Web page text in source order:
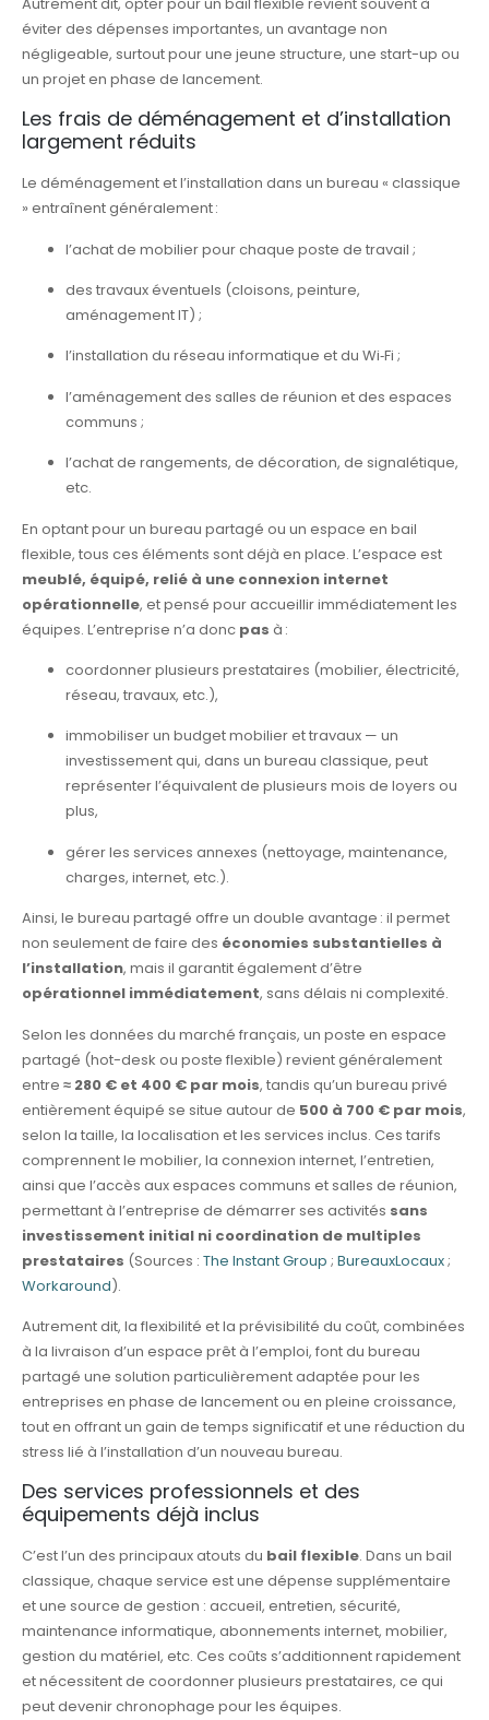
éviter des dépenses importantes, un avantage non
négligeable, surtout pour une jeune structure, une start-up ou
un projet en phase de lancement.
Les frais de déménagement et d’installation
largement réduits
Le déménagement et l’installation dans un bureau « classique
» entraînent généralement :
l’achat de mobilier pour chaque poste de travail ;
des travaux éventuels (cloisons, peinture,
aménagement IT) ;
l’installation du réseau informatique et du Wi‑Fi ;
l’aménagement des salles de réunion et des espaces
communs ;
l’achat de rangements, de décoration, de signalétique,
etc.
En optant pour un bureau partagé ou un espace en bail
flexible, tous ces éléments sont déjà en place. L’espace est
meublé, équipé, relié à une connexion internet
opérationnelle, et pensé pour accueillir immédiatement les
équipes. L’entreprise n’a donc pas à :
coordonner plusieurs prestataires (mobilier, électricité,
réseau, travaux, etc.),
immobiliser un budget mobilier et travaux — un
investissement qui, dans un bureau classique, peut
représenter l’équivalent de plusieurs mois de loyers ou
plus,
gérer les services annexes (nettoyage, maintenance,
charges, internet, etc.).
Ainsi, le bureau partagé offre un double avantage : il permet
non seulement de faire des économies substantielles à
l’installation, mais il garantit également d’être
opérationnel immédiatement, sans délais ni complexité.
Selon les données du marché français, un poste en espace
partagé (hot-desk ou poste flexible) revient généralement
entre ≈ 280 € et 400 € par mois, tandis qu’un bureau privé
entièrement équipé se situe autour de 500 à 700 € par mois,
selon la taille, la localisation et les services inclus. Ces tarifs
comprennent le mobilier, la connexion internet, l’entretien,
ainsi que l’accès aux espaces communs et salles de réunion,
permettant à l’entreprise de démarrer ses activités sans
investissement initial ni coordination de multiples
prestataires (Sources : The Instant Group ; BureauxLocaux;
Workaround).
Autrement dit, la flexibilité et la prévisibilité du coût, combinées
à la livraison d’un espace prêt à l’emploi, font du bureau
partagé une solution particulièrement adaptée pour les
entreprises en phase de lancement ou en pleine croissance,
tout en offrant un gain de temps significatif et une réduction du
stress lié à l’installation d’un nouveau bureau.
Des services professionnels et des
équipements déjà inclus
C’est l’un des principaux atouts du bail flexible. Dans un bail
classique, chaque service est une dépense supplémentaire
et une source de gestion : accueil, entretien, sécurité,
maintenance informatique, abonnements internet, mobilier,
gestion du matériel, etc. Ces coûts s’additionnent rapidement
et nécessitent de coordonner plusieurs prestataires, ce qui
peut devenir chronophage pour les équipes.